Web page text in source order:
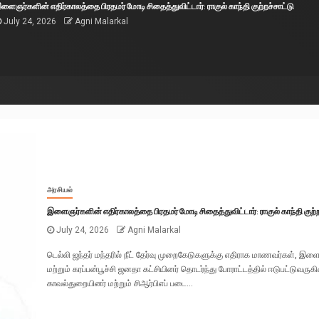
எதிர்காலத்தை பிரதமர் மோடி சிதைத்துவிட்டார்: ராகுல் காந்தி குற்றச்சாட்டு
July 24, 2026
Agni Malarkal
அரசியல்
இளைஞர்களின் எதிர்காலத்தை பிரதமர் மோடி சிதைத்துவிட்டார்: ராகுல் காந்தி
July 24, 2026
Agni Malarkal
டெல்லி ஜந்தர் மந்தரில் நீட் தேர்வு முறைகேடுகளுக்கு எதிராக மாணவர்கள்,
மற்றும் கரப்பன்பூச்சி ஜனதா கட்சியினர் தொடர்ந்து போராட்டத்தில்
காவல்துறையினர் மற்றும் சிஆர்பிஎப் படை...